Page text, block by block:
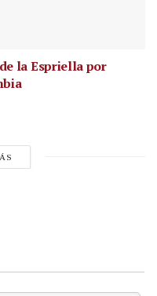
la Espriella por